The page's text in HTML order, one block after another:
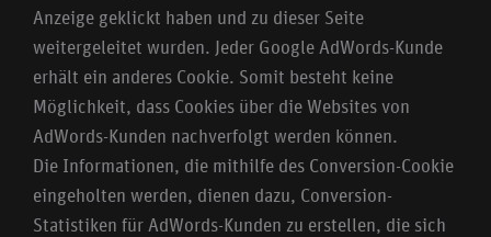
Anzeige geklickt haben und zu dieser Seite
weitergeleitet wurden. Jeder Google AdWords-Kunde
erhält ein anderes Cookie. Somit besteht keine
Möglichkeit, dass Cookies über die Websites von
AdWords-Kunden nachverfolgt werden können.
Die Informationen, die mithilfe des Conversion-Cookie
eingeholten werden, dienen dazu, Conversion-
Statistiken für AdWords-Kunden zu erstellen, die sich